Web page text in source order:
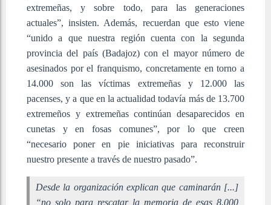
extremeñas, y sobre todo, para las generaciones
actuales”, insisten. Además, recuerdan que esto viene
“unido a que nuestra región cuenta con la segunda
provincia del país (Badajoz) con el mayor número de
asesinados por el franquismo, concretamente en torno a
14.000 son las víctimas extremeñas y 12.000 las
pacenses, y a que en la actualidad todavía más de 13.700
extremeños y extremeñas continúan desaparecidos en
cunetas y en fosas comunes”, por lo que creen
“necesario poner en pie iniciativas para reconstruir
nuestro presente a través de nuestro pasado”.
Desde la organización explican que caminarán [...]
“no solo para rescatar la memoria de esas 8.000